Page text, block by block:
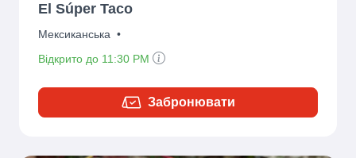
El Súper Taco
Мексиканська •
Відкрито до 11:30 PM
Забронювати